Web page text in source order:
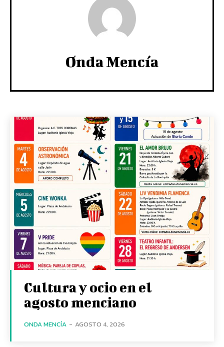
Onda Mencía
Cultura y ocio en el
agosto menciano
ONDA MENCÍA - AGOSTO 4, 2026